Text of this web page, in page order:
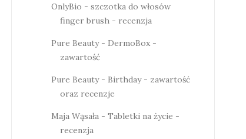
OnlyBio - szczotka do włosów
finger brush - recenzja
Pure Beauty - DermoBox -
zawartość
Pure Beauty - Birthday - zawartość
oraz recenzje
Maja Wąsała - Tabletki na życie -
recenzja